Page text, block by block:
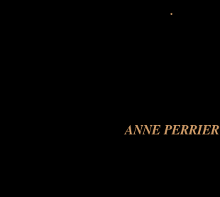
.
ANNE PERRIER